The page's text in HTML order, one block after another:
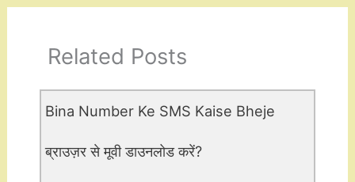
Related Posts
Bina Number Ke SMS Kaise Bheje
ब्राउज़र से मूवी डाउनलोड करें?